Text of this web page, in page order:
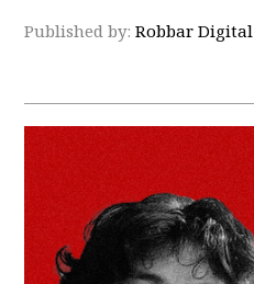
Published by:Robbar Digital